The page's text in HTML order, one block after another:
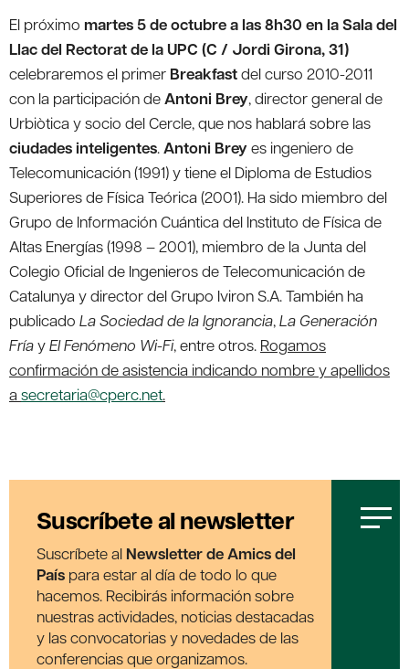
El próximo martes 5 de octubre a las 8h30 en la Sala del
Llac del Rectorat de la UPC (C / Jordi Girona, 31)
celebraremos el primer Breakfastdel curso 2010-2011
con la participación deAntoni Brey, director general de
Urbiòtica y socio del Cercle, que nos hablará sobre las
ciudades inteligentes.Antoni Breyes ingeniero de
Telecomunicación (1991) y tiene el Diploma de Estudios
Superiores de Física Teórica (2001). Ha sido miembro del
Grupo de Información Cuántica del Instituto de Física de
Altas Energías (1998 – 2001), miembro de la Junta del
Colegio Oficial de Ingenieros de Telecomunicación de
Catalunya y director del Grupo Iviron S.A. También ha
publicado La Sociedad de la Ignorancia,La Generación
FríayEl Fenómeno Wi-Fi, entre otros. Rogamos
confirmación de asistencia indicando nombre y apellidos
a secretaria@cperc.net.
Suscríbete al newsletter
Suscríbete al Newsletter de Amics del
País para estar al día de todo lo que
hacemos. Recibirás información sobre
nuestras actividades, noticias destacadas
y las convocatorias y novedades de las
conferencias que organizamos.